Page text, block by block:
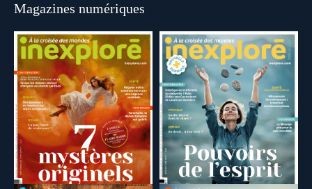
Magazines numériques